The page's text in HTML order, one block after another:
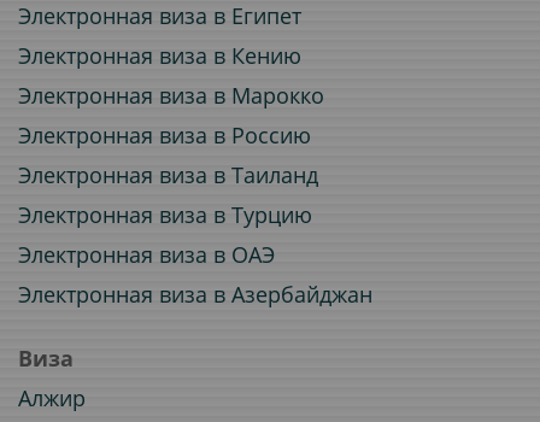
Электронная виза в Египет
Электронная виза в Кению
Электронная виза в Марокко
Электронная виза в Россию
Электронная виза в Таиланд
Электронная виза в Турцию
Электронная виза в ОАЭ
Электронная виза в Азербайджан
Виза
Алжир